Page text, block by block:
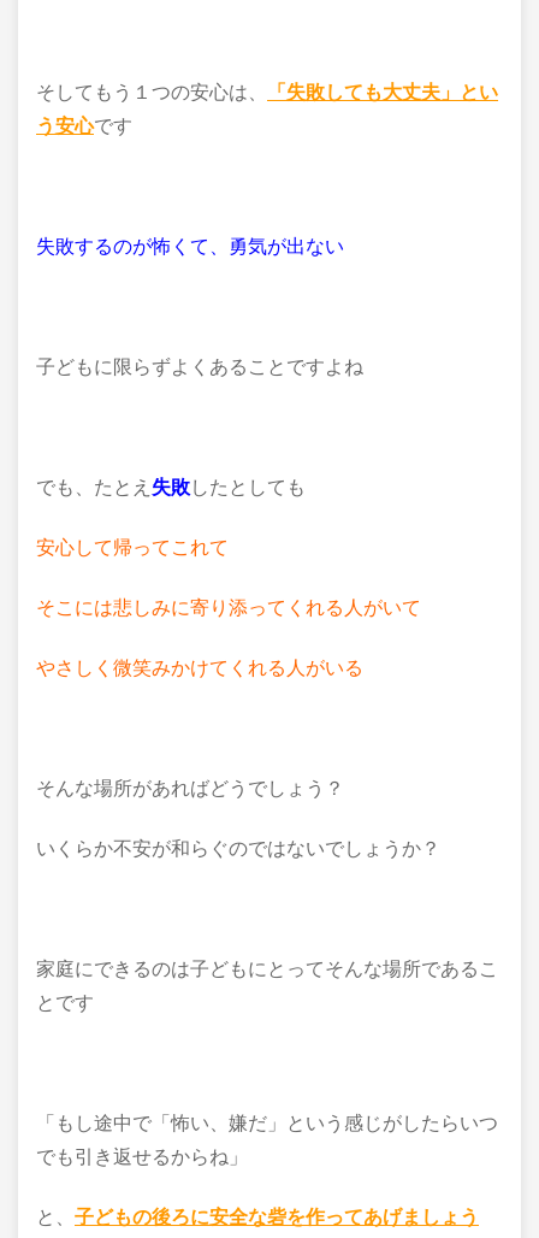
そしてもう１つの安心は、
「失敗しても大丈夫」とい
う安心です
失敗するのが怖くて、勇気が出ない
子どもに限らずよくあることですよね
でも、たとえ 失敗したとしても
安心して帰ってこれて
そこには悲しみに寄り添ってくれる人がいて
やさしく微笑みかけてくれる人がいる
そんな場所があればどうでしょう？
いくらか不安が和らぐのではないでしょうか？
家庭にできるのは子どもにとってそんな場所であるこ
とです
「もし途中で「怖い、嫌だ」という感じがしたらいつ
でも引き返せるからね」
と、 子どもの後ろに安全な砦を作ってあげましょう